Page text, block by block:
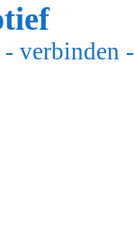
- verbinden -